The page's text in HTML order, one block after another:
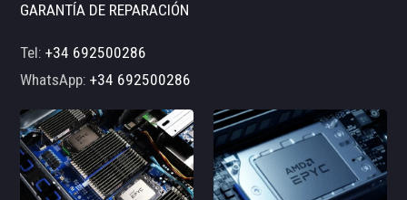
GARANTÍA DE REPARACIÓN
Tel:+34 692500286
WhatsApp:+34 692500286